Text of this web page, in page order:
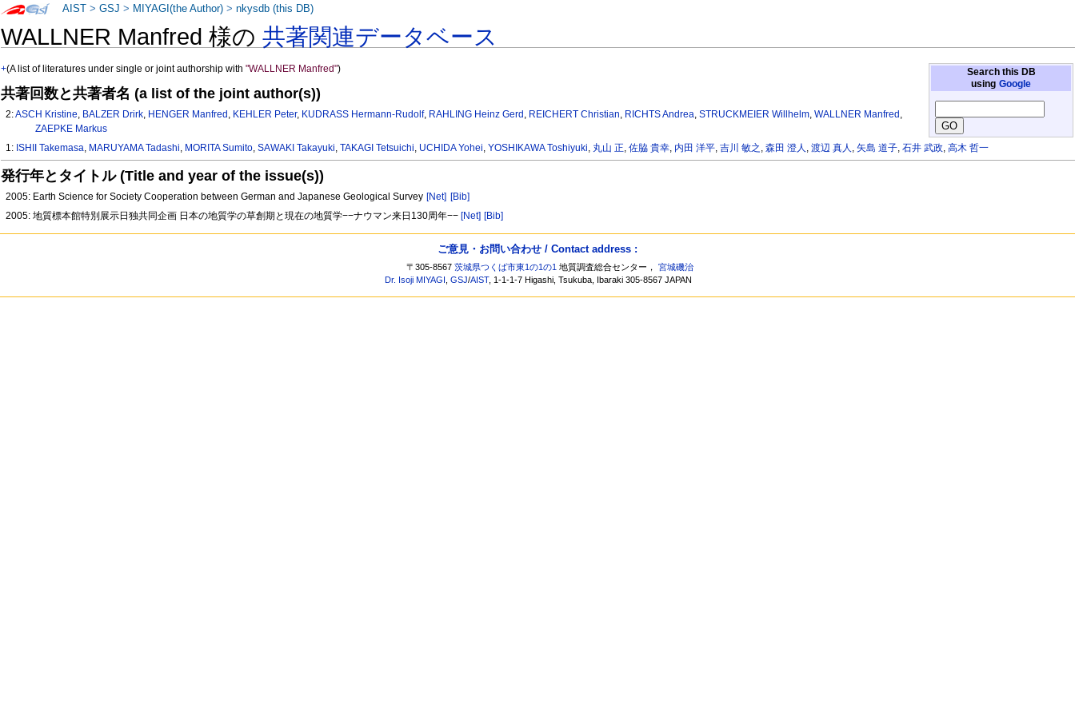
WALLNER Manfred 様の共著関連データベース
Search this DB
using Google
+(A list of literatures under single or joint authorship with"WALLNER Manfred")
共著回数と共著者名 (a list of the joint author(s))
2:ASCH Kristine, BALZER Drirk, HENGER Manfred , KEHLER Peter, KUDRASS Hermann-Rudolf, RAHLING Heinz Gerd , REICHERT Christian, RICHTS Andrea,STRUCKMEIER Willhelm,WALLNER Manfred ,
ZAEPKE Markus
1: ISHII Takemasa, MARUYAMA Tadashi, MORITA Sumito,SAWAKI Takayuki,TAKAGI Tetsuichi, UCHIDA Yohei,YOSHIKAWA Toshiyuki, 丸山 正,佐脇 貴幸, 内田 洋平,吉川 敏之 ,森田 澄人 ,渡辺 真人 ,矢島 道子,石井 武政,高木 哲一
発行年とタイトル (Title and year of the issue(s))
2005: Earth Science for Society Cooperation between German and Japanese Geological Survey [Net] [Bib]
2005: 地質標本館特別展示日独共同企画 日本の地質学の草創期と現在の地質学−−ナウマン来日130周年−− [Net] [Bib]
AIST >GSJ > MIYAGI(the Author) >nkysdb (this DB)
ご意見・お問い合わせ / Contact address :
〒305-8567茨城県つくば市東1の1の1 地質調査総合センター，宮城磯治
Dr. Isoji MIYAGI ,GSJ/AIST, 1-1-1-7 Higashi, Tsukuba, Ibaraki 305-8567 JAPAN